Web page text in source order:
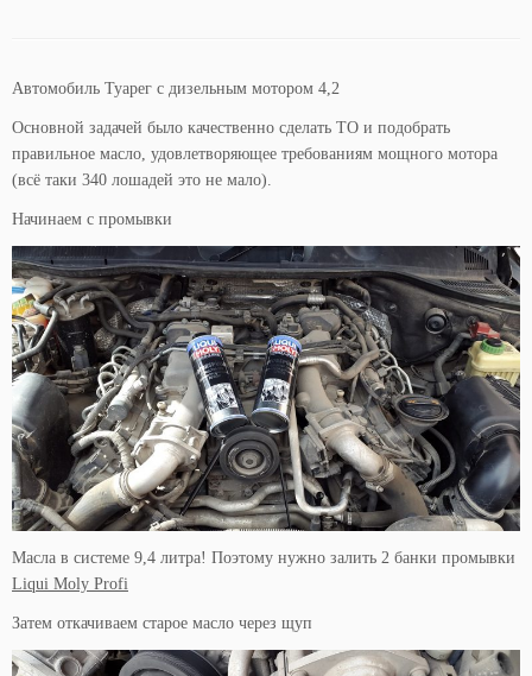
Автомобиль Туарег с дизельным мотором 4,2
Основной задачей было качественно сделать ТО и подобрать
правильное масло, удовлетворяющее требованиям мощного мотора
(всё таки 340 лошадей это не мало).
Начинаем с промывки
Масла в системе 9,4 литра! Поэтому нужно залить 2 банки промывки
Liqui Moly Profi
Затем откачиваем старое масло через щуп